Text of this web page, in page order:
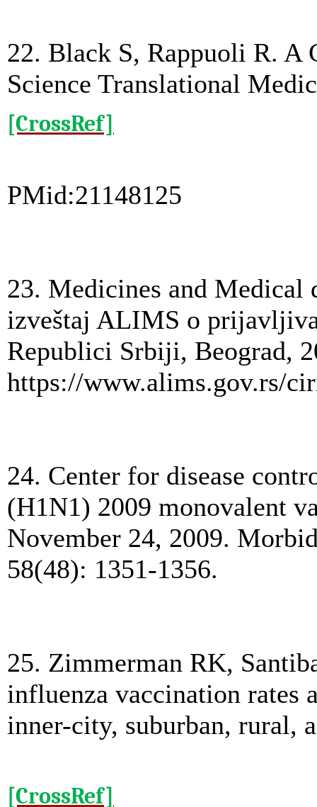
22. Black S, Rappuoli R. A
Science Translational
[CrossRef]
PMid:21148125
23. Medicines and Medical
izveštaj ALIMS o
Republici Srbiji, Beograd,
https://www.alims.gov.rs/
24. Center for disease
(H1N1) 2009 monovalent
November 24, 2009.
58(48): 1351-1356.
25. Zimmerman RK,
influenza vaccination rates
inner-city, suburban, rural,
[CrossRef]